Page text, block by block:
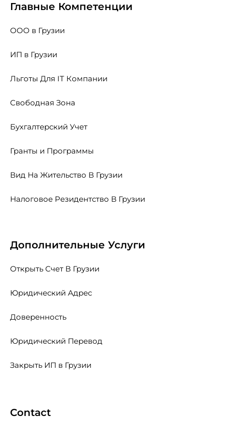
Главные Компетенции
ООО в Грузии
ИП в Грузии
Льготы Для IT Компании
Свободная Зона
Бухгалтерский Учет
Гранты и Программы
Вид На Жительство В Грузии
Налоговое Резидентство В Грузии
Дополнительные Услуги
Открыть Счет В Грузии
Юридический Адрес
Доверенность
Юридический Перевод
Закрыть ИП в Грузии
Contact